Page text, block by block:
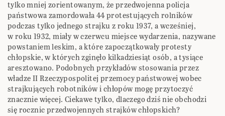
tylko mniej zorientowanym, że przedwojenna policja
państwowa zamordowała 44 protestujących rolników
podczas tylko jednego strajku z roku 1937, a wcześniej,
w roku 1932, miały w czerwcu miejsce wydarzenia, nazywane
powstaniem leskim, a które zapoczątkowały protesty
chłopskie, w których zginęło kilkadziesiąt osób, a tysiące
aresztowano. Podobnych przykładów stosowania przez
władze II Rzeczypospolitej przemocy państwowej wobec
strajkujących robotników i chłopów mogę przytoczyć
znacznie więcej. Ciekawe tylko, dlaczego dziś nie obchodzi
się rocznic przedwojennych strajków chłopskich?